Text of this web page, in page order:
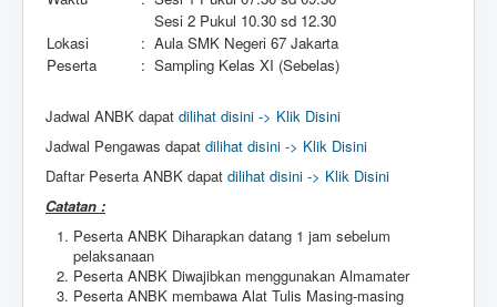
Sesi 2 Pukul 10.30 sd 12.30
Lokasi
: Aula SMK Negeri 67 Jakarta
Peserta
: Sampling Kelas XI (Sebelas)
Jadwal ANBK dapat dilihat disini -> Klik Disini
Jadwal Pengawas dapat dilihat disini -> Klik Disini
Daftar Peserta ANBK dapat dilihat disini -> Klik Disini
Catatan :
Peserta ANBK Diharapkan datang 1 jam sebelum
pelaksanaan
Peserta ANBK Diwajibkan menggunakan Almamater
Peserta ANBK membawa Alat Tulis Masing-masing